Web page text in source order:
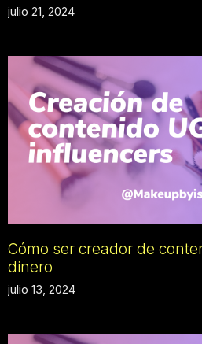
julio 21, 2024
Cómo ser creador de
dinero
julio 13, 2024